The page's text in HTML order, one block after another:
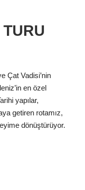
Çat Vadisi’nin
en özel
yapılar,
getiren rotamız,
dönüştürüyor.